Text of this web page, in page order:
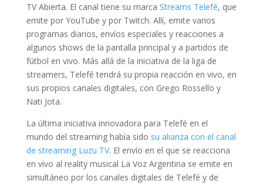
TV Abierta. El canal tiene su marca Streams Telefé, que
emite por YouTube y por Twitch. Allí, emite varios
programas diarios, envíos especiales y reacciones a
algunos shows de la pantalla principal y a partidos de
fútbol en vivo. Más allá de la iniciativa de la liga de
streamers, Telefé tendrá su propia reacción en vivo, en
sus propios canales digitales, con Grego Rossello y
Nati Jota.
La última iniciativa innovadora para Telefé en el
mundo del streaming había sido su alianza con el canal
de streaming Luzu TV. El envío en el que se reacciona
en vivo al reality musical La Voz Argentina se emite en
simultáneo por los canales digitales de Telefé y de